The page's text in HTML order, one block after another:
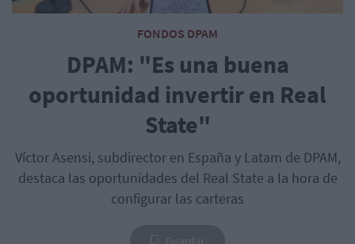
FONDOS DPAM
DPAM: "Es una buena
oportunidad invertir en Real
State"
Víctor Asensi, subdirector en España y Latam de DPAM,
destaca las oportunidades del Real State a la hora de
configurar las carteras